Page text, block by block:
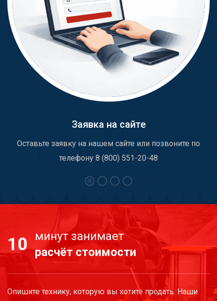
Заявка на сайте
Оставьте заявку на нашем сайте или позвоните по
телефону 8 (800) 551-20-48
10
минут занимает
расчёт стоимости
Опишите технику, которую вы хотите продать. Наши